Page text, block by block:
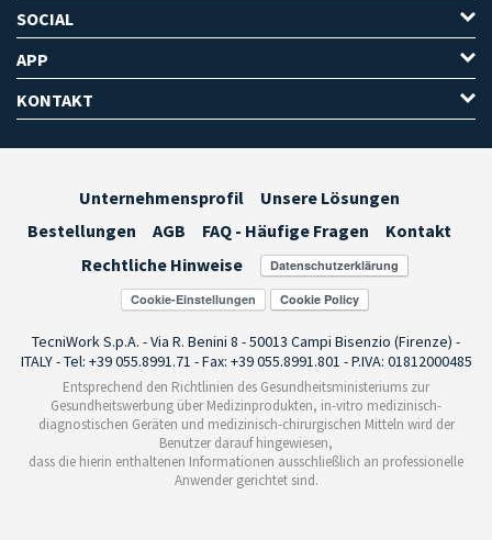
SOCIAL
APP
KONTAKT
Unternehmensprofil
Unsere Lösungen
Bestellungen
AGB FAQ - Häufige Fragen
Kontakt
Rechtliche Hinweise
Cookie-Einstellungen
TecniWork S.p.A. - Via R. Benini 8 - 50013 Campi Bisenzio (Firenze) -
ITALY - Tel: +39 055.8991.71 - Fax: +39 055.8991.801 - P.IVA: 01812000485
Entsprechend den Richtlinien des Gesundheitsministeriums zur
Gesundheitswerbung über Medizinprodukten, in-vitro medizinisch-
diagnostischen Geräten und medizinisch-chirurgischen Mitteln wird der
Benutzer darauf hingewiesen,
dass die hierin enthaltenen Informationen ausschließlich an professionelle
Anwender gerichtet sind.